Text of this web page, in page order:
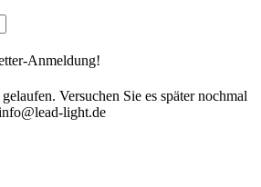
Anmeldung!
Versuchen Sie es später nochmal
light.de